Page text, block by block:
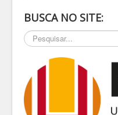
SOBRE
NOTÍCIAS
PESQ & EXTEN
BUSCA NO SITE:
Pesquisar...